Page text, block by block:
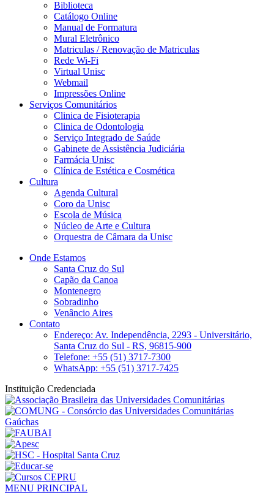
Biblioteca
Catálogo Online
Manual de Formatura
Mural Eletrônico
Matriculas / Renovação de Matriculas
Rede Wi-Fi
Virtual Unisc
Webmail
Impressões Online
Serviços Comunitários
Clinica de Fisioterapia
Clinica de Odontologia
Serviço Integrado de Saúde
Gabinete de Assistência Judiciária
Farmácia Unisc
Clínica de Estética e Cosmética
Cultura
Agenda Cultural
Coro da Unisc
Escola de Música
Núcleo de Arte e Cultura
Orquestra de Câmara da Unisc
Onde Estamos
Santa Cruz do Sul
Capão da Canoa
Montenegro
Sobradinho
Venâncio Aires
Contato
Endereço: Av. Independência, 2293 - Universitário,
Santa Cruz do Sul - RS, 96815-900
Telefone: +55 (51) 3717-7300
WhatsApp: +55 (51) 3717-7425
Instituição Credenciada
MENU PRINCIPAL